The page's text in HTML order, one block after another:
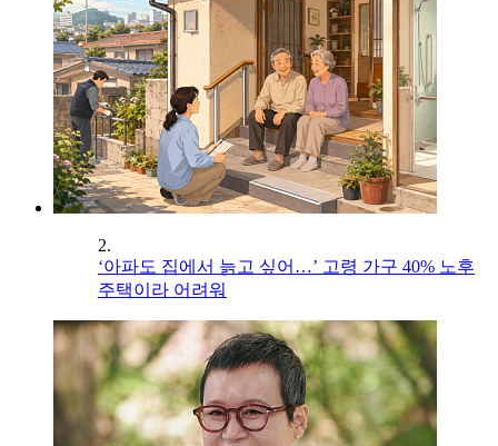
2.
‘아파도 집에서 늙고 싶어…’ 고령 가구 40% 노후
주택이라 어려워